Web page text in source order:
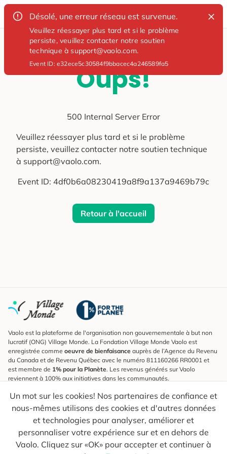
Désolé, une erreur réseau est survenue.
Veuillez réessayer plus tard et si le problème
persiste, veuillez contacter notre soutien
technique à support@vaolo.com.
Event ID:e32ece5c30584f9bbacec4a246589fa5
Oups!
500 Internal Server Error
Veuillez réessayer plus tard et si le problème
persiste, veuillez contacter notre soutien technique
à support@vaolo.com.
Event ID: 4df0b6a08230419a8f9a137a9469b79c
Retour à l'accueil
Un mot sur les cookies! Nos partenaires de confiance et
nous-mêmes utilisons des cookies et d'autres données
et technologies pour analyser, améliorer et
personnaliser votre expérience sur et en dehors de
Vaolo. Cliquez sur «OK» pour accepter et continuer à
Vaolo est la plateforme de l'organisation non gouvernementale à but non
lucratif (ONG) Village Monde. La Fondation Village Monde Vaolo est
enregistrée comme oeuvre de bienfaisance auprès de l’Agence du Revenu
du Canada et de Revenu Québec avec le numéro 811160266 RR0001 et
est membre de 1% pour la Planète. Les revenus générés sur Vaolo
reviennent à 100% aux initiatives dans les communautés.
S'inscrire à l'infolettre
Pour connaître les nouveautés, suivre nos explorateurs et recevoir des
astuces pour des voyages plus conscients.
Ton courriel Envoyer